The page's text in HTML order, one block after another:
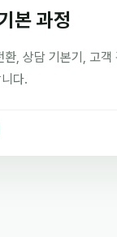
본 과정
환, 상담 기본기, 고객
다.